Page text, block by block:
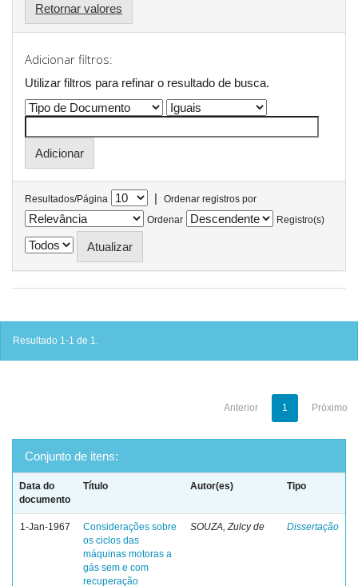
Retornar valores
Adicionar filtros:
Utilizar filtros para refinar o resultado de busca.
Resultados/Página |
Ordenar registros por
Ordenar
Registro(s)
Resultado 1-1 de 1.
Anterior 1 Próximo
Conjunto de itens:
Data do
documento
Título Autor(es) Tipo
1-Jan-1967
Considerações sobre
os ciclos das
máquinas motoras a
gás sem e com
recuperação
SOUZA, Zulcy de Dissertação